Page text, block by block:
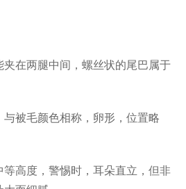
在两腿中间，螺丝状的尾巴属于
被毛颜色相称，卵形，位置略
高度，警惕时，耳朵直立，但非